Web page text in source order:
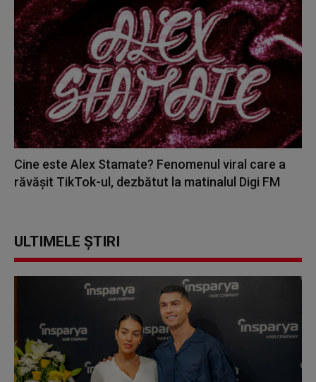
Cine este Alex Stamate? Fenomenul viral care a
răvășit TikTok-ul, dezbătut la matinalul Digi FM
ULTIMELE ȘTIRI